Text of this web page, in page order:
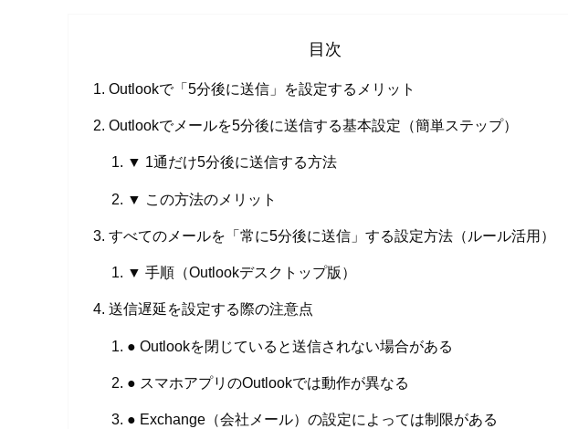
目次
Outlookで「5分後に送信」を設定するメリット
Outlookでメールを5分後に送信する基本設定（簡単ステップ）
▼ 1通だけ5分後に送信する方法
▼ この方法のメリット
すべてのメールを「常に5分後に送信」する設定方法（ルール活用）
▼ 手順（Outlookデスクトップ版）
送信遅延を設定する際の注意点
● Outlookを閉じていると送信されない場合がある
● スマホアプリのOutlookでは動作が異なる
● Exchange（会社メール）の設定によっては制限がある